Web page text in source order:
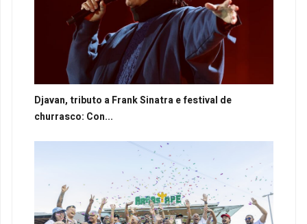
Djavan, tributo a Frank Sinatra e festival de
churrasco: Con...